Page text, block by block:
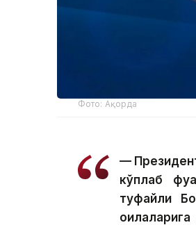
Фото: Ақорда
—
кўплаб
туфайли